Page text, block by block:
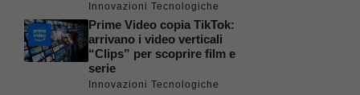
Innovazioni Tecnologiche
Prime Video copia TikTok:
arrivano i video verticali
“Clips” per scoprire film e
serie
Innovazioni Tecnologiche